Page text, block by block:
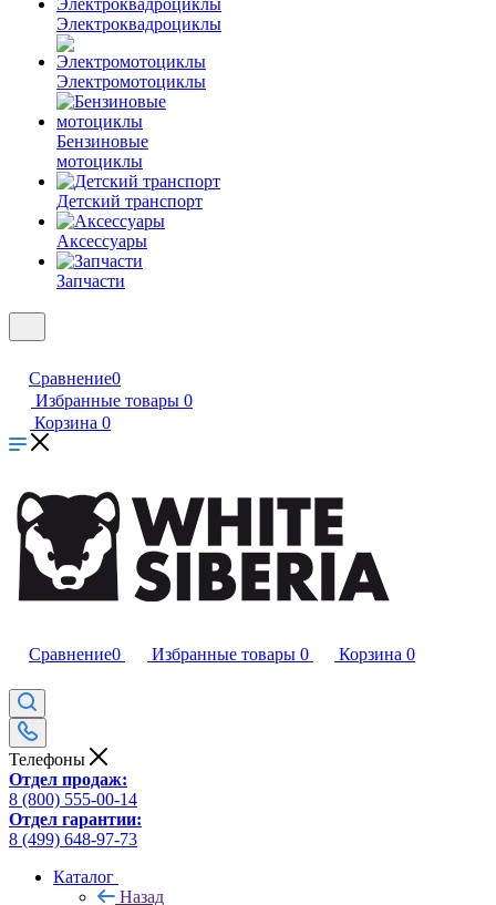
Электроквадроциклы
Электромотоциклы
Бензиновые
мотоциклы
Детский транспорт
Аксессуары
Запчасти
Сравнение0
Избранные товары 0
Корзина 0
Сравнение0 Избранные товары 0 Корзина 0
Телефоны
Отдел продаж:
8 (800) 555-00-14
Отдел гарантии:
8 (499) 648-97-73
Каталог
Назад